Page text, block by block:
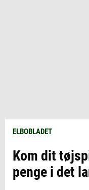
ELBOBLADET
Kom dit
penge i det